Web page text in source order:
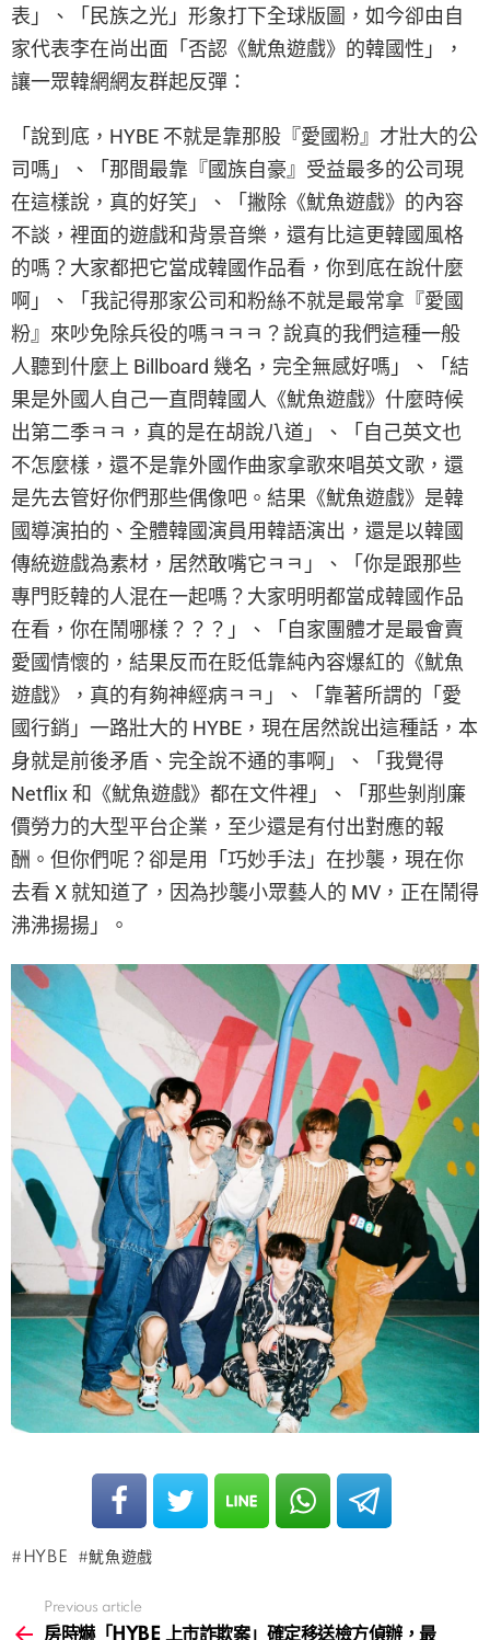
表」、「民族之光」形象打下全球版圖，如今卻由自
家代表李在尚出面「否認《魷魚遊戲》的韓國性」，
讓一眾韓網網友群起反彈：
「說到底，HYBE 不就是靠那股『愛國粉』才壯大的公
司嗎」、「那間最靠『國族自豪』受益最多的公司現
在這樣說，真的好笑」、「撇除《魷魚遊戲》的內容
不談，裡面的遊戲和背景音樂，還有比這更韓國風格
的嗎？大家都把它當成韓國作品看，你到底在說什麼
啊」、「我記得那家公司和粉絲不就是最常拿『愛國
粉』來吵免除兵役的嗎ㅋㅋㅋ？說真的我們這種一般
人聽到什麼上 Billboard 幾名，完全無感好嗎」、「結
果是外國人自己一直問韓國人《魷魚遊戲》什麼時候
出第二季ㅋㅋ，真的是在胡說八道」、「自己英文也
不怎麼樣，還不是靠外國作曲家拿歌來唱英文歌，還
是先去管好你們那些偶像吧。結果《魷魚遊戲》是韓
國導演拍的、全體韓國演員用韓語演出，還是以韓國
傳統遊戲為素材，居然敢嘴它ㅋㅋ」、「你是跟那些
專門貶韓的人混在一起嗎？大家明明都當成韓國作品
在看，你在鬧哪樣？？？」、「自家團體才是最會賣
愛國情懷的，結果反而在貶低靠純內容爆紅的《魷魚
遊戲》，真的有夠神經病ㅋㅋ」、「靠著所謂的「愛
國行銷」一路壯大的 HYBE，現在居然說出這種話，本
身就是前後矛盾、完全說不通的事啊」、「我覺得
Netflix 和《魷魚遊戲》都在文件裡」、「那些剝削廉
價勞力的大型平台企業，至少還是有付出對應的報
酬。但你們呢？卻是用「巧妙手法」在抄襲，現在你
去看 X 就知道了，因為抄襲小眾藝人的 MV，正在鬧得
沸沸揚揚」。
HYBE 魷魚遊戲
more
Previous article
房時爀「HYBE 上市詐欺案」確定移送檢方偵辦，最